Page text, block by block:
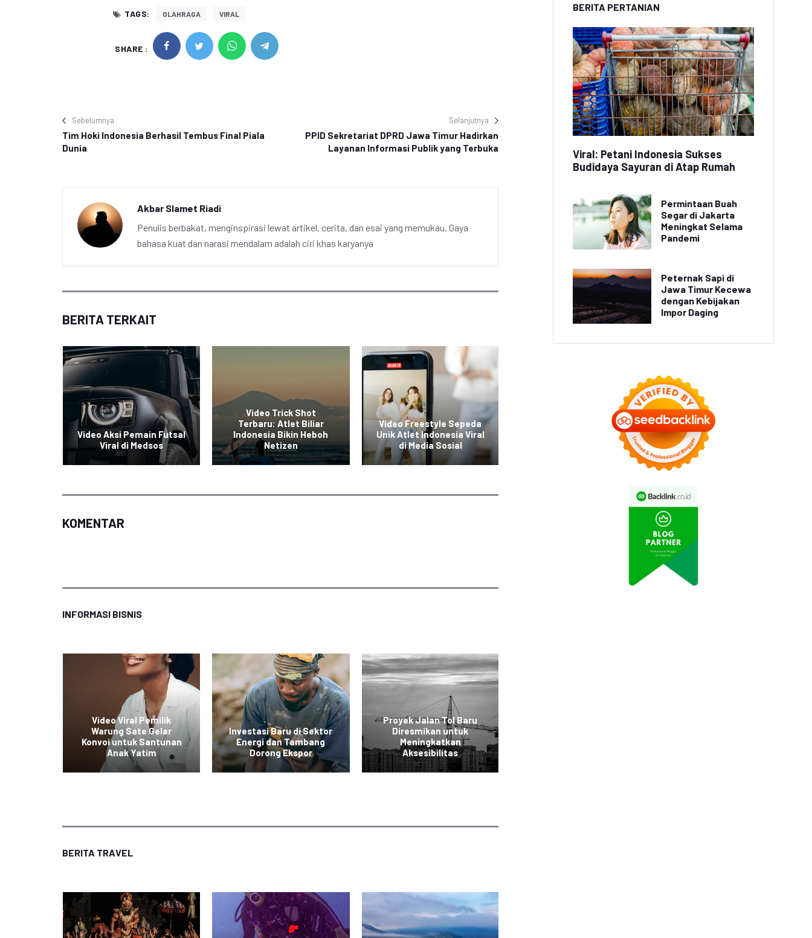
TAGS: OLAHRAGA VIRAL
SHARE :
Sebelumnya
Tim Hoki Indonesia Berhasil Tembus Final Piala
Dunia
Selanjutnya
PPID Sekretariat DPRD Jawa Timur Hadirkan
Layanan Informasi Publik yang Terbuka
Akbar Slamet Riadi
Penulis berbakat, menginspirasi lewat artikel, cerita, dan esai yang memukau. Gaya
bahasa kuat dan narasi mendalam adalah ciri khas karyanya
BERITA TERKAIT
Video Aksi Pemain Futsal
Viral di Medsos
Video Trick Shot
Terbaru: Atlet Biliar
Indonesia Bikin Heboh
Netizen
Video Freestyle Sepeda
Unik Atlet Indonesia Viral
di Media Sosial
Video Aksi Pemain Futsal
Video Trick Shot
Terbaru: Atlet Biliar
Indonesia Bikin Heboh
KOMENTAR
INFORMASI BISNIS
Video Viral Pemilik
Warung Sate Gelar
Konvoi untuk Santunan
Anak Yatim
Investasi Baru di Sektor
Energi dan Tambang
Dorong Ekspor
Proyek Jalan Tol Baru
Diresmikan untuk
Meningkatkan
Aksesibilitas
BERITA TRAVEL
BERITA PERTANIAN
Viral: Petani Indonesia Sukses
Budidaya Sayuran di Atap Rumah
Permintaan Buah
Segar di Jakarta
Meningkat Selama
Pandemi
Peternak Sapi di
Jawa Timur Kecewa
dengan Kebijakan
Impor Daging